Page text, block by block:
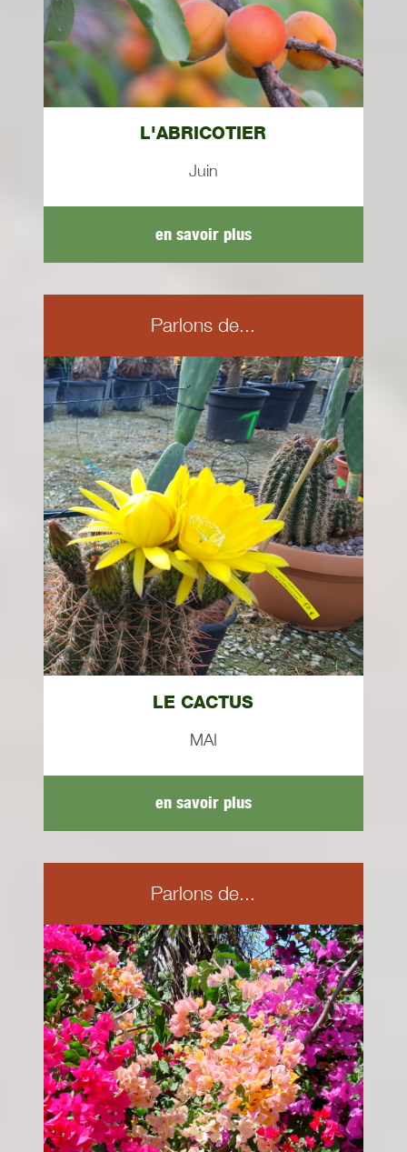
L'ABRICOTIER
Juin
en savoir plus
Parlons de...
LE CACTUS
MAI
en savoir plus
Parlons de...